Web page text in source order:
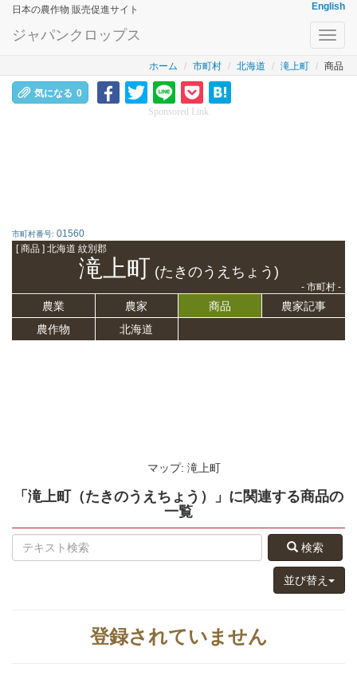
日本の農作物 販売促進サイト English
ジャパンクロップス
ホーム 市町村 北海道 滝上町 商品
気になる 0
Sponsored Link
市町村番号: 01560
[ 商品 ] 北海道 紋別郡
滝上町 (たきのうえちょう)
- 市町村 -
農業 農家 商品
農家記事
農作物
北海道
マップ: 滝上町
「滝上町（たきのうえちょう）」 に関連する商品の
一覧
検索
並び替え
登録されていません